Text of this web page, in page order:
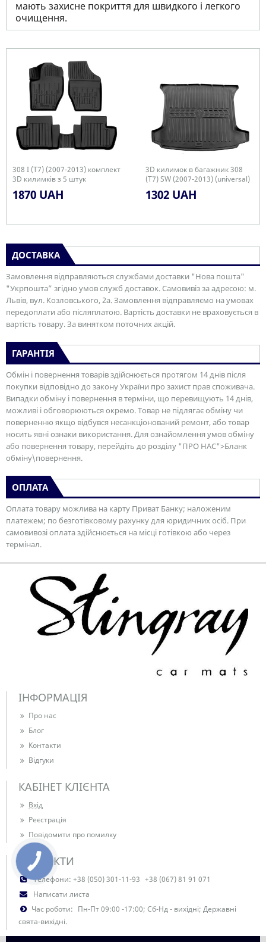
мають захисне покриття для швидкого і легкого
очищення.
308 I (T7) (2007-2013) комплект
3D килимків з 5 штук
1870 UAH
3D килимок в багажник 308
(T7) SW (2007-2013) (universal)
(5 seats)
1302 UAH
ДОСТАВКА
Замовлення відправляються службами доставки "Нова пошта"
"Укрпошта” згідно умов служб доставок. Самовивіз за адресою: м.
Львів, вул. Козловського, 2а. Замовлення відправляємо на умовах
передоплати або післяплатою. Вартість доставки не враховується в
вартість товару. За винятком поточних акцій.
ГАРАНТІЯ
Обмін і повернення товарів здійснюється протягом 14 днів після
покупки відповідно до закону України про захист прав споживача.
Випадки обміну і повернення в терміни, що перевищують 14 днів,
можливі і обговорюються окремо. Товар не підлягає обміну чи
поверненню якщо відбувся несанкціонований ремонт, або товар
носить явні ознаки використання. Для ознайомлення умов обміну
або повернення товару, перейдіть до розділу "ПРО НАС">Бланк
обміну\повернення.
ОПЛАТА
Оплата товару можлива на карту Приват Банку; наложеним
платежем; по безготівковому рахунку для юридичних осіб. При
самовивозі оплата здійснюється на місці готівкою або через
термінал.
ІНФОРМАЦІЯ
Про нас
Блог
Контакти
Відгуки
КАБІНЕТ КЛІЄНТА
Вхід
Реєстрація
Повідомити про помилку
КОНТАКТИ
Телефони: +38 (050) 301-11-93 +38 (067) 81 91 071
Написати листа
Час роботи: Пн-Пт 09:00 -17:00; Сб-Нд - вихідні; Державні
свята-вихідні.